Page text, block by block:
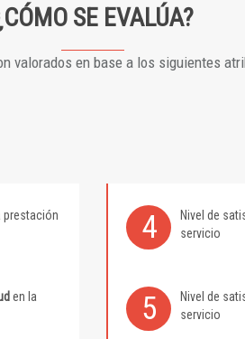
SE EVALÚA?
valorados en base a los siguientes
prestación
4 Nivel de
servicio
en la
5 Nivel de
servicio